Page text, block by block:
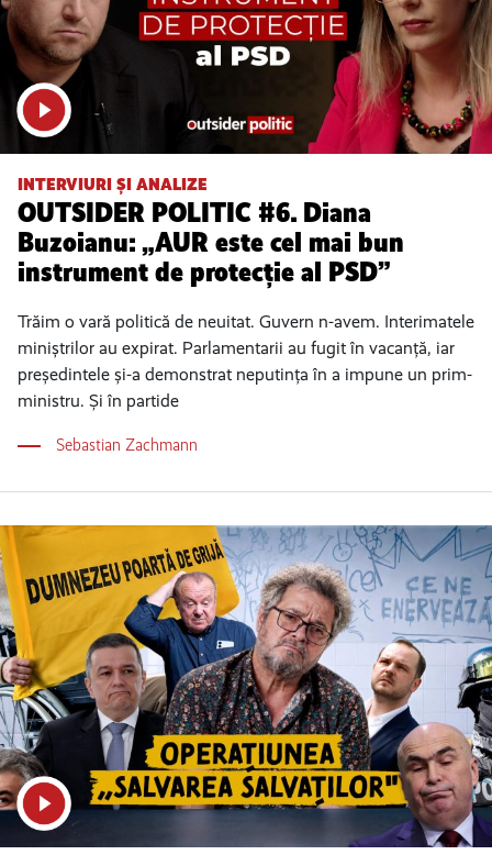
INTERVIURI ȘI ANALIZE
OUTSIDER POLITIC #6. Diana
Buzoianu: „AUR este cel mai bun
instrument de protecție al PSD”
Trăim o vară politică de neuitat. Guvern n-avem. Interimatele
miniștrilor au expirat. Parlamentarii au fugit în vacanță, iar
președintele și-a demonstrat neputința în a impune un prim-
ministru. Și în partide
Sebastian Zachmann